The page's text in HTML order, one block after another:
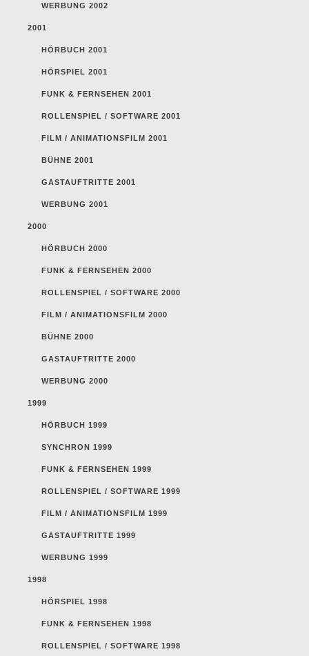
WERBUNG 2002
2001
HÖRBUCH 2001
HÖRSPIEL 2001
FUNK & FERNSEHEN 2001
ROLLENSPIEL / SOFTWARE 2001
FILM / ANIMATIONSFILM 2001
BÜHNE 2001
GASTAUFTRITTE 2001
WERBUNG 2001
2000
HÖRBUCH 2000
FUNK & FERNSEHEN 2000
ROLLENSPIEL / SOFTWARE 2000
FILM / ANIMATIONSFILM 2000
BÜHNE 2000
GASTAUFTRITTE 2000
WERBUNG 2000
1999
HÖRBUCH 1999
SYNCHRON 1999
FUNK & FERNSEHEN 1999
ROLLENSPIEL / SOFTWARE 1999
FILM / ANIMATIONSFILM 1999
GASTAUFTRITTE 1999
WERBUNG 1999
1998
HÖRSPIEL 1998
FUNK & FERNSEHEN 1998
ROLLENSPIEL / SOFTWARE 1998